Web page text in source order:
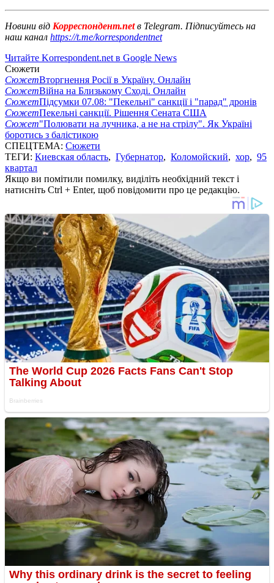
Новини від Корреспондент.netв Telegram. Підписуйтесь на
наш канал https://t.me/korrespondentnet
Читайте Korrespondent.net в Google News
Сюжети
СюжетВторгнення Росії в Україну. Онлайн
СюжетВійна на Близькому Сході. Онлайн
СюжетПідсумки 07.08: "Пекельні" санкції і "парад" дронів
СюжетПекельні санкції. Рішення Сената США
Сюжет"Полювати на лучника, а не на стрілу". Як Україні
боротись з балістикою
СПЕЦТЕМА: Сюжети
ТЕГИ: Киевская область, Губернатор, Коломойский, хор, 95
квартал
Якщо ви помітили помилку, виділіть необхідний текст і
натисніть Ctrl + Enter, щоб повідомити про це редакцію.